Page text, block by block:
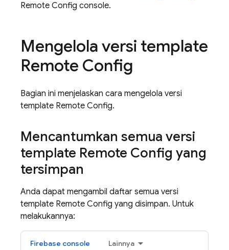
Remote Config console.
Mengelola versi template
Remote Config
Bagian ini menjelaskan cara mengelola versi
template Remote Config.
Mencantumkan semua versi
template Remote Config yang
tersimpan
Anda dapat mengambil daftar semua versi
template Remote Config yang disimpan. Untuk
melakukannya:
Firebase console Lainnya